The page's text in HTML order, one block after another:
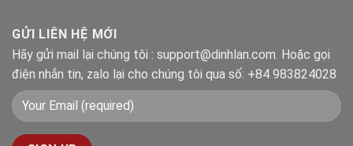
GỬI LIÊN HỆ MỚI
Hãy gửi mail lại chúng tôi : support@dinhlan.com. Hoặc gọi
điện nhắn tin, zalo lại cho chúng tôi qua số: +84 983824028